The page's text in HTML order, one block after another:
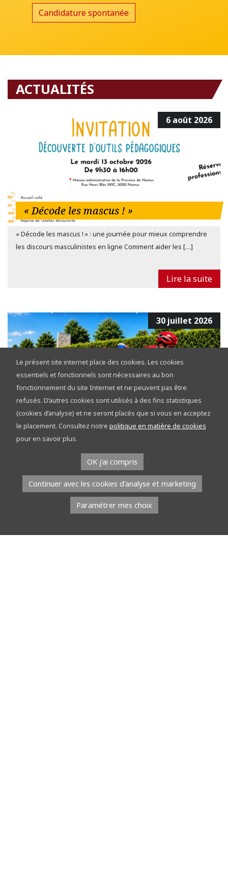
Candidature spontanée
ACTUALITÉS
6 août 2026
« Décode les mascus ! »
« Décode les mascus ! » : une journée pour mieux comprendre
les discours masculinistes en ligne Comment aider les […]
Lire la suite
30 juillet 2026
Tour de la Province de Namur 2026 :
découvrez le réseau points-nœuds sur les
étapes
À l’occasion du Tour de la Province de Namur, l’équipe du réseau
points-nœuds part à la rencontre du public. Du […]
Le présent site internet place des cookies. Les cookies
essentiels et fonctionnels sont nécessaires au bon
fonctionnement du site Internet et ne peuvent pas être
refusés. D’autres cookies sont utilisés à des fins statistiques
(cookies d’analyse) et ne seront placés que si vous en acceptez
le placement. Consultez notre politique en matière de cookies
pour en savoir plus.
OK j'ai compris
Continuer avec les cookies d'analyse et marketing
Paramétrer mes choix